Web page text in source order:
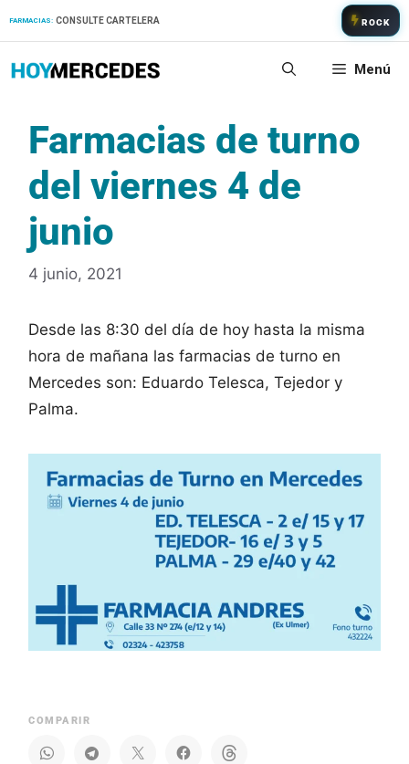
FARMACIAS: CONSULTE CARTELERA ROCK
Menú
Farmacias de turno
del viernes 4 de
junio
4 junio, 2021
Desde las 8:30 del día de hoy hasta la misma
hora de mañana las farmacias de turno en
Mercedes son: Eduardo Telesca, Tejedor y
Palma.
COMPARIR